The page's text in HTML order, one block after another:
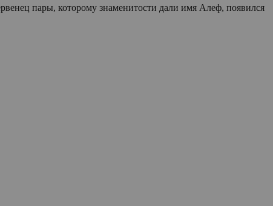
пары, которому знаменитости дали имя Алеф, появился